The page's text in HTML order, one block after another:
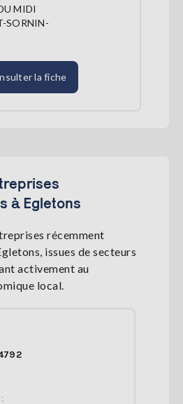
MIDI
SORNIN-
la fiche
à Egletons
récemment
issues de secteurs
activement au
local.